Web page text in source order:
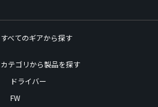
すべてのギアから探す
カテゴリから製品を探す
ドライバー
FW